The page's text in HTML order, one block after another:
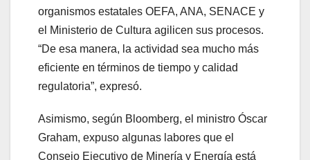
organismos estatales OEFA, ANA, SENACE y
el Ministerio de Cultura agilicen sus procesos.
“De esa manera, la actividad sea mucho más
eficiente en términos de tiempo y calidad
regulatoria”, expresó.
Asimismo, según Bloomberg, el ministro Óscar
Graham, expuso algunas labores que el
Consejo Ejecutivo de Minería y Energía está